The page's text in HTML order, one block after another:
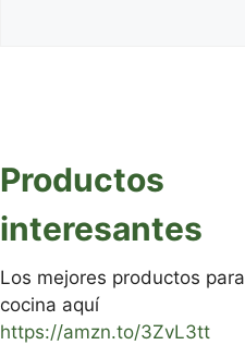
Productos
interesantes
Los mejores productos para
cocina aquí
https://amzn.to/3ZvL3tt